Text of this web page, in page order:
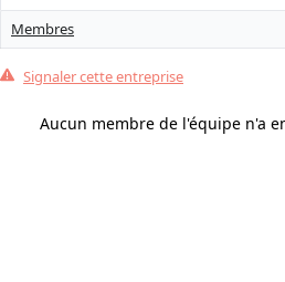
Membres
Signaler cette entreprise
Aucun membre de l'équipe n'a